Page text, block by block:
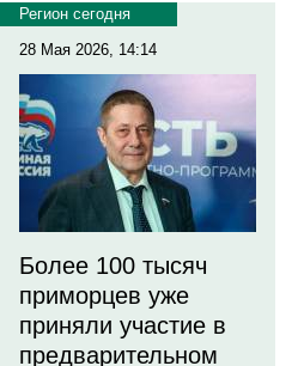
Регион сегодня
28 Мая 2026, 14:14
Более 100 тысяч
приморцев уже
приняли участие в
предварительном